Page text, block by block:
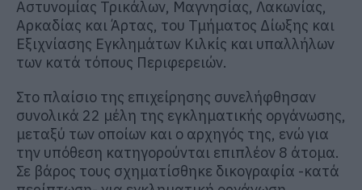
Αστυνομίας Τρικάλων, Μαγνησίας, Λακωνίας,
Αρκαδίας και Άρτας, του Τμήματος Δίωξης και
Εξιχνίασης Εγκλημάτων Κιλκίς και υπαλλήλων
των κατά τόπους Περιφερειών.
Στο πλαίσιο της επιχείρησης συνελήφθησαν
συνολικά 22 μέλη της εγκληματικής οργάνωσης,
μεταξύ των οποίων και ο αρχηγός της, ενώ για
την υπόθεση κατηγορούνται επιπλέον 8 άτομα.
Σε βάρος τους σχηματίσθηκε δικογραφία -κατά